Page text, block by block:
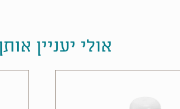
אולי יעניין